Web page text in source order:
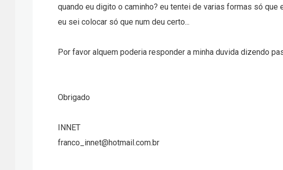
quando eu digito o caminho? eu tentei de varias formas só que
eu sei colocar só que num deu certo...
Por favor alquem poderia responder a minha duvida dizendo
Obrigado
INNET
franco_innet@hotmail.com.br